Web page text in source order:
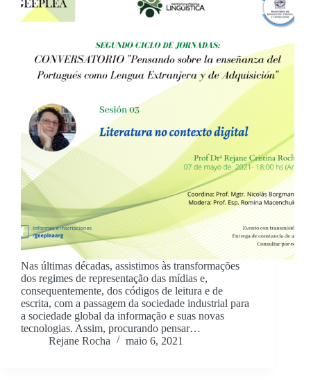
Nas últimas décadas, assistimos às transformações
dos regimes de representação das mídias e,
consequentemente, dos códigos de leitura e de
escrita, com a passagem da sociedade industrial para
a sociedade global da informação e suas novas
tecnologias. Assim, procurando pensar…
Rejane Rocha
maio 6, 2021